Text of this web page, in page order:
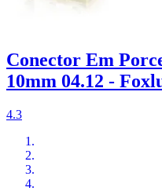
Conector Em
10mm 04.12 -
4.3